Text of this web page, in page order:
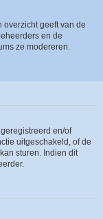
geeft van de
en de
ze modereren.
en/of
uitgeschakeld, of de
sturen. Indien dit